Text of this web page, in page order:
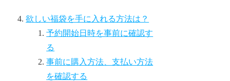
欲しい福袋を手に入れる方法は？
予約開始日時を事前に確認す
る
事前に購入方法、支払い方法
を確認する